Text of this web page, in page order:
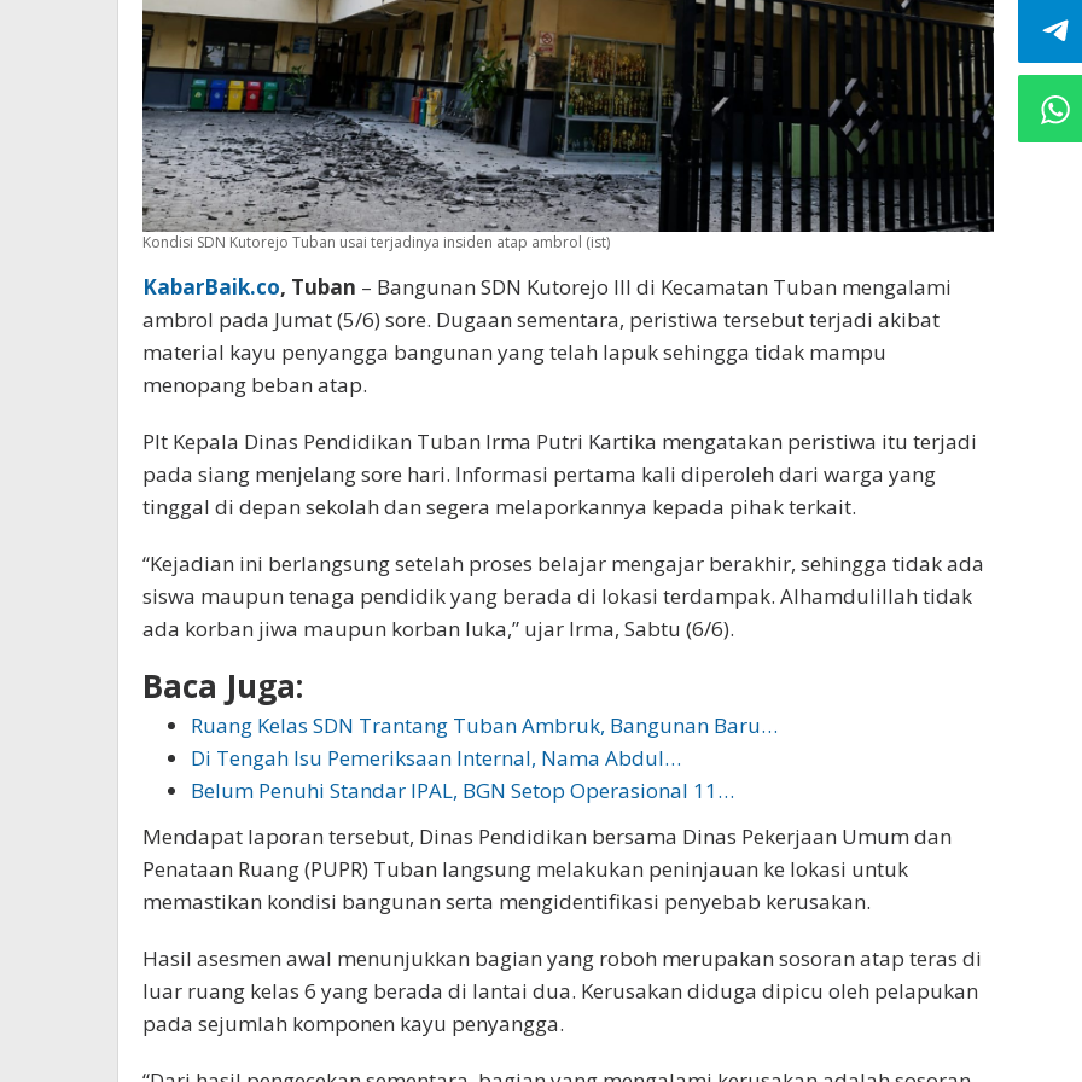
Kondisi SDN Kutorejo Tuban usai terjadinya insiden atap ambrol (ist)
KabarBaik.co, Tuban – Bangunan SDN Kutorejo III di Kecamatan Tuban mengalami
ambrol pada Jumat (5/6) sore. Dugaan sementara, peristiwa tersebut terjadi akibat
material kayu penyangga bangunan yang telah lapuk sehingga tidak mampu
menopang beban atap.
Plt Kepala Dinas Pendidikan Tuban Irma Putri Kartika mengatakan peristiwa itu terjadi
pada siang menjelang sore hari. Informasi pertama kali diperoleh dari warga yang
tinggal di depan sekolah dan segera melaporkannya kepada pihak terkait.
“Kejadian ini berlangsung setelah proses belajar mengajar berakhir, sehingga tidak ada
siswa maupun tenaga pendidik yang berada di lokasi terdampak. Alhamdulillah tidak
ada korban jiwa maupun korban luka,” ujar Irma, Sabtu (6/6).
Baca Juga:
Ruang Kelas SDN Trantang Tuban Ambruk, Bangunan Baru…
Di Tengah Isu Pemeriksaan Internal, Nama Abdul…
Belum Penuhi Standar IPAL, BGN Setop Operasional 11…
Mendapat laporan tersebut, Dinas Pendidikan bersama Dinas Pekerjaan Umum dan
Penataan Ruang (PUPR) Tuban langsung melakukan peninjauan ke lokasi untuk
memastikan kondisi bangunan serta mengidentifikasi penyebab kerusakan.
Hasil asesmen awal menunjukkan bagian yang roboh merupakan sosoran atap teras di
luar ruang kelas 6 yang berada di lantai dua. Kerusakan diduga dipicu oleh pelapukan
pada sejumlah komponen kayu penyangga.